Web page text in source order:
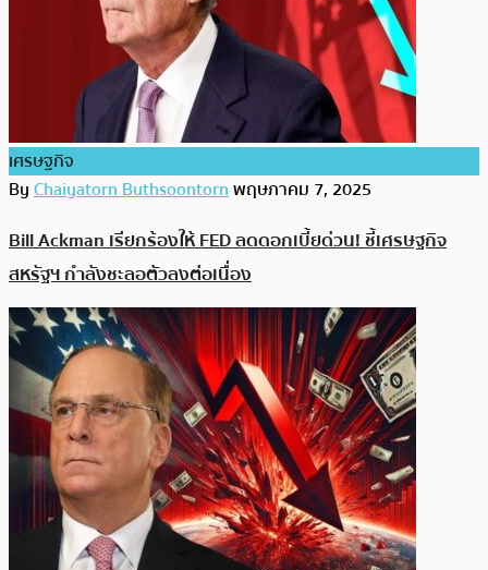
เศรษฐกิจ
ByChaiyatorn Buthsoontornพฤษภาคม 7, 2025
Bill Ackman เรียกร้องให้ FED ลดดอกเบี้ยด่วน! ชี้เศรษฐกิจ
สหรัฐฯ กำลังชะลอตัวลงต่อเนื่อง